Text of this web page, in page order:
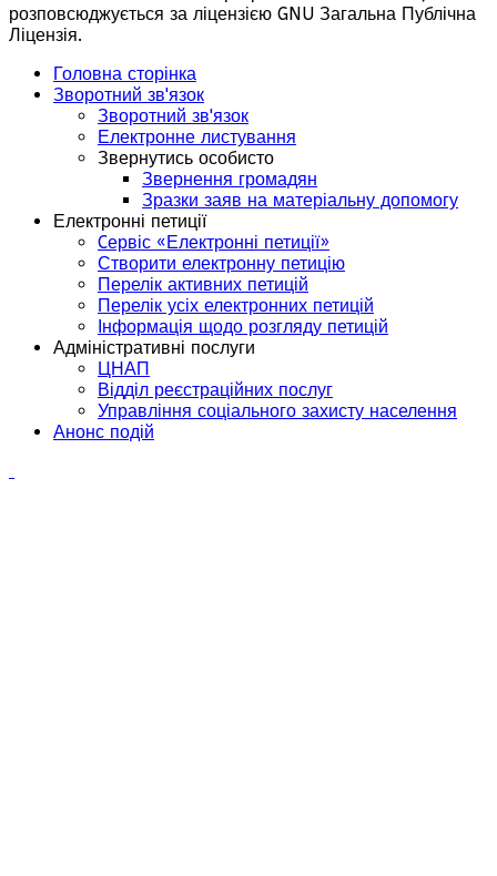
розповсюджується за ліцензією GNU Загальна Публічна
Ліцензія.
Головна сторінка
Зворотний зв'язок
Зворотний зв'язок
Електронне листування
Звернутись особисто
Звернення громадян
Зразки заяв на матеріальну допомогу
Електронні петиції
Cервіс «Електронні петиції»
Створити електронну петицію
Перелік активних петицій
Перелік усіх електронних петицій
Інформація щодо розгляду петицій
Адміністративні послуги
ЦНАП
Відділ реєстраційних послуг
Управління соціального захисту населення
Анонс подій